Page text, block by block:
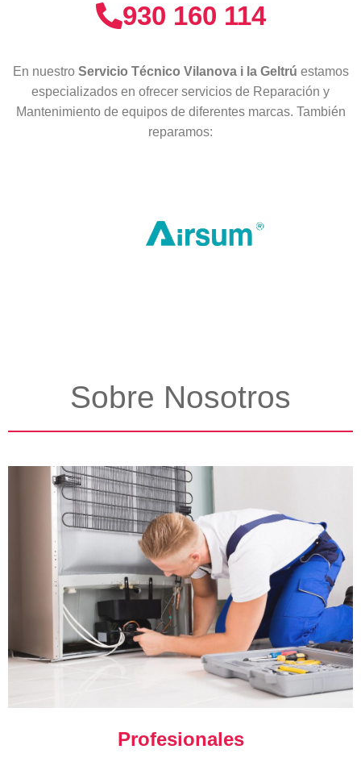
930 160 114
En nuestro Servicio Técnico Vilanova i la Geltrú estamos
especializados en ofrecer servicios de Reparación y
Mantenimiento de equipos de diferentes marcas. También
reparamos:
Sobre Nosotros
Profesionales